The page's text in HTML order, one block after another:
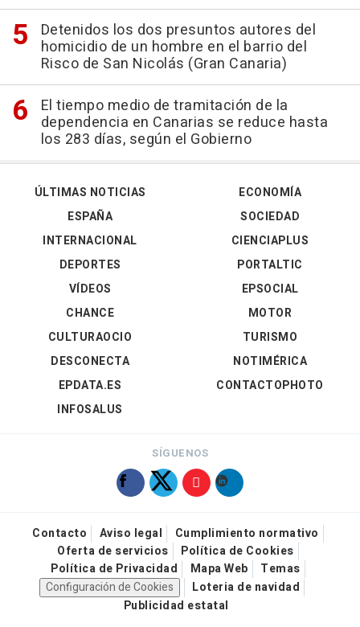
Detenidos los dos presuntos autores del
homicidio de un hombre en el barrio del
Risco de San Nicolás (Gran Canaria)
El tiempo medio de tramitación de la
dependencia en Canarias se reduce hasta
los 283 días, según el Gobierno
ÚLTIMAS NOTICIAS
ESPAÑA
INTERNACIONAL
DEPORTES
VÍDEOS
ECONOMÍA
SOCIEDAD
CIENCIAPLUS
PORTALTIC
EPSOCIAL
CHANCE
CULTURAOCIO
DESCONECTA
EPDATA.ES
INFOSALUS
MOTOR
TURISMO
NOTIMÉRICA
CONTACTOPHOTO
SÍGUENOS
Contacto Aviso legal
Cumplimiento normativo
Oferta de servicios
Política de Cookies
Política de Privacidad
Mapa Web
Temas
Configuración de Cookies
Loteria de navidad
Publicidad estatal